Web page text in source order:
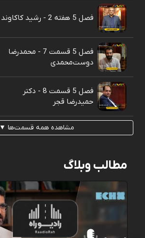
فصل 5 هفته 2 - رشید کاکاوند
فصل 5 قسمت 7 - محمدرضا
دوست‌محمدی
فصل 5 قسمت 8 - دکتر
حمیدرضا قجر
مشاهده همه قسمت‌ها ▼
مطالب وبلاگ